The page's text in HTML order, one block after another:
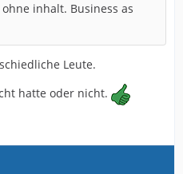
inhalt. Business as
Leute.
hatte oder nicht.